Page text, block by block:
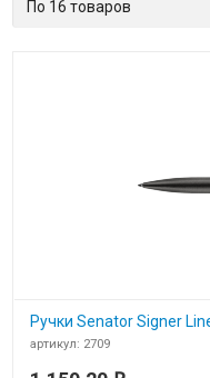
пославки с лого
зависимости от
Ручки Senator Signer
артикул: 2709